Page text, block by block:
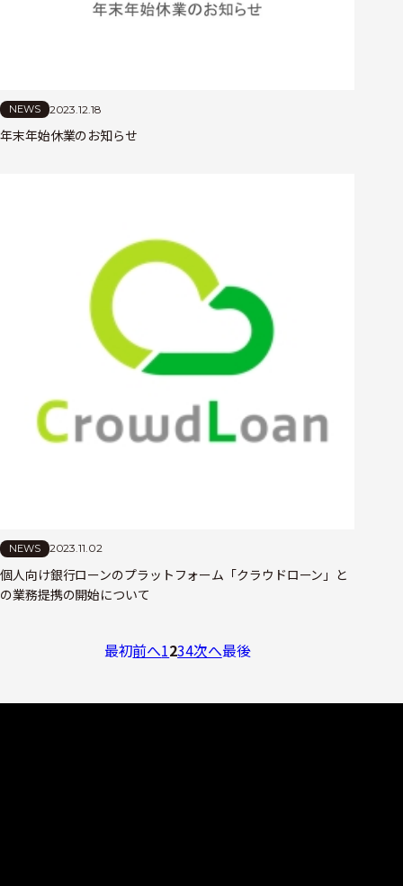
NEWS 2023.12.18
年末年始休業のお知らせ
NEWS 2023.11.02
個人向け銀行ローンのプラットフォーム「クラウドローン」と
の業務提携の開始について
最初前へ1234次へ最後